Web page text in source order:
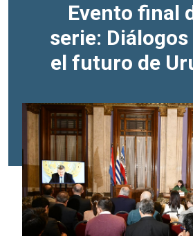
Evento final
serie:
el futuro de